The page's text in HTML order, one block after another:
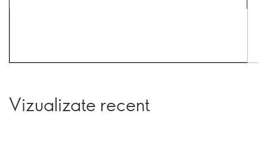
Vizualizate recent